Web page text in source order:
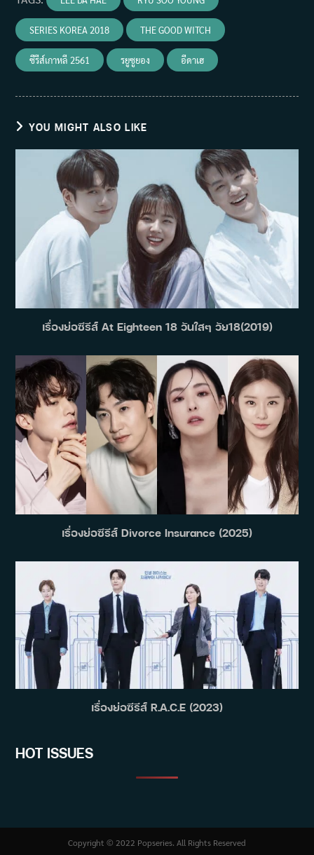
SERIES KOREA 2018 THE GOOD WITCH
ซีรีส์เกาหลี 2561 รยูซูยอง อีดาเฮ
YOU MIGHT ALSO LIKE
เรื่องย่อซีรีส์ At Eighteen 18 วันใสๆ วัย18(2019)
เรื่องย่อซีรีส์ Divorce Insurance (2025)
เรื่องย่อซีรีส์ R.A.C.E (2023)
HOT ISSUES
Copyright © 2022 Popseries. All Rights Reserved